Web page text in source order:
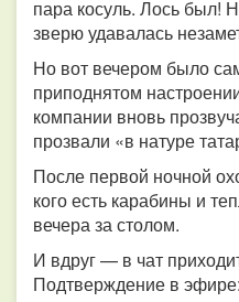
пара косуль. Лось был!
зверю удавалась
Но вот вечером было
приподнятом
компании вновь
прозвали «в натуре
После первой ночной
кого есть карабины и
вечера за столом.
И вдруг — в чат
Подтверждение в